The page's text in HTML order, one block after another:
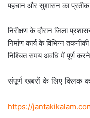
पहचान और सुशासन का प्रतीक
निरीक्षण के दौरान जिला
निर्माण कार्य के विभिन्न
निश्चित समय अवधि में पूर्ण करने
संपूर्ण खबरों के लिए क्लिक
https://